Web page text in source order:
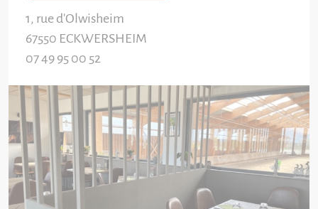
1, rue d'Olwisheim
67550 ECKWERSHEIM
07 49 95 00 52